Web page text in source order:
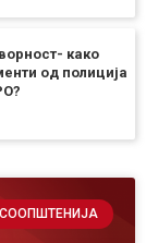
како
од полиција
СООПШТЕНИЈА